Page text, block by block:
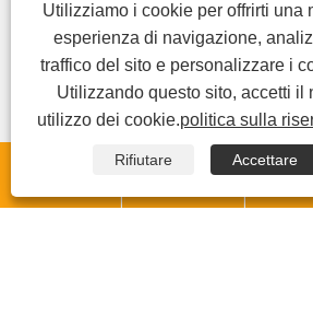

Utilizziamo i cookie per offrirti una
esperienza di navigazione,
traffico del sito e personalizzare i
Utilizzando questo sito, accetti il
utilizzo dei cookie.politica sulla
Rifiutare Accettare